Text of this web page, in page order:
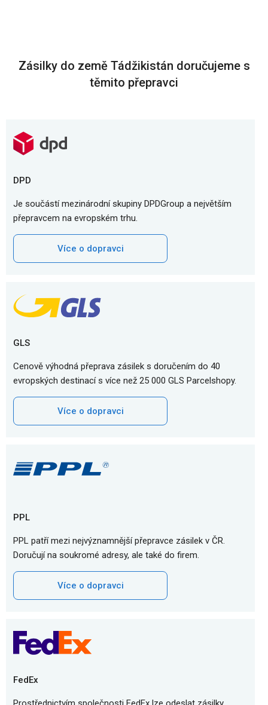
Zásilky do země Tádžikistán doručujeme s
těmito přepravci
DPD
Je součástí mezinárodní skupiny DPDGroup a největším
přepravcem na evropském trhu.
Více o dopravci
GLS
Cenově výhodná přeprava zásilek s doručením do 40
evropských destinací s více než 25 000 GLS Parcelshopy.
Více o dopravci
PPL
PPL patří mezi nejvýznamnější přepravce zásilek v ČR.
Doručují na soukromé adresy, ale také do firem.
Více o dopravci
FedEx